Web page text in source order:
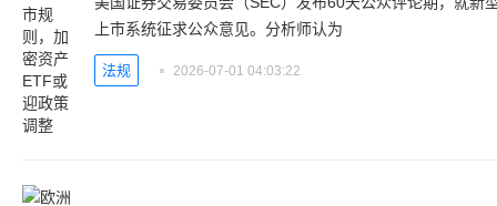
上市系统征求公众意见。分析师认为
法规 2026-07-01 04:03:22